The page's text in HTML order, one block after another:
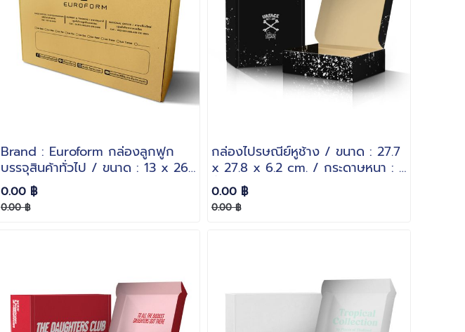
Brand : Euroform กล่องลูกฟูก
บรรจุสินค้าทั่วไป / ขนาด : 13 x 26
3/8 x 2 3/8 inches. / กระดาษ
หนา : 3 ชั้นลอน B
0.00 ฿
0.00 ฿
กล่องไปรษณีย์หูช้าง / ขนาด : 27.7
x 27.8 x 6.2 cm. / กระดาษหนา : 3
ชั้นลอน B
0.00 ฿
0.00 ฿